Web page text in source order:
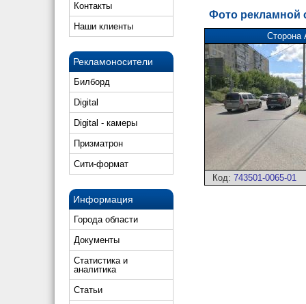
Контакты
Наши клиенты
Рекламоносители
Билборд
Digital
Digital - камеры
Призматрон
Сити-формат
Информация
Города области
Документы
Статистика и
аналитика
Статьи
Фото рекламной
Сторона
Код: 743501-0065-01